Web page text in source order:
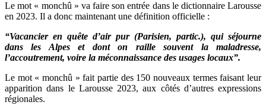
Le mot « monchû » va faire son entrée dans le dictionnaire Larousse
en 2023. Il a donc maintenant une définition officielle :
“Vacancier en quête d’air pur (Parisien, partic.), qui séjourne
dans les Alpes et dont on raille souvent la maladresse,
l’accoutrement, voire la méconnaissance des usages locaux”.
Le mot « monchû » fait partie des 150 nouveaux termes faisant leur
apparition dans le Larousse 2023, aux côtés d’autres expressions
régionales.